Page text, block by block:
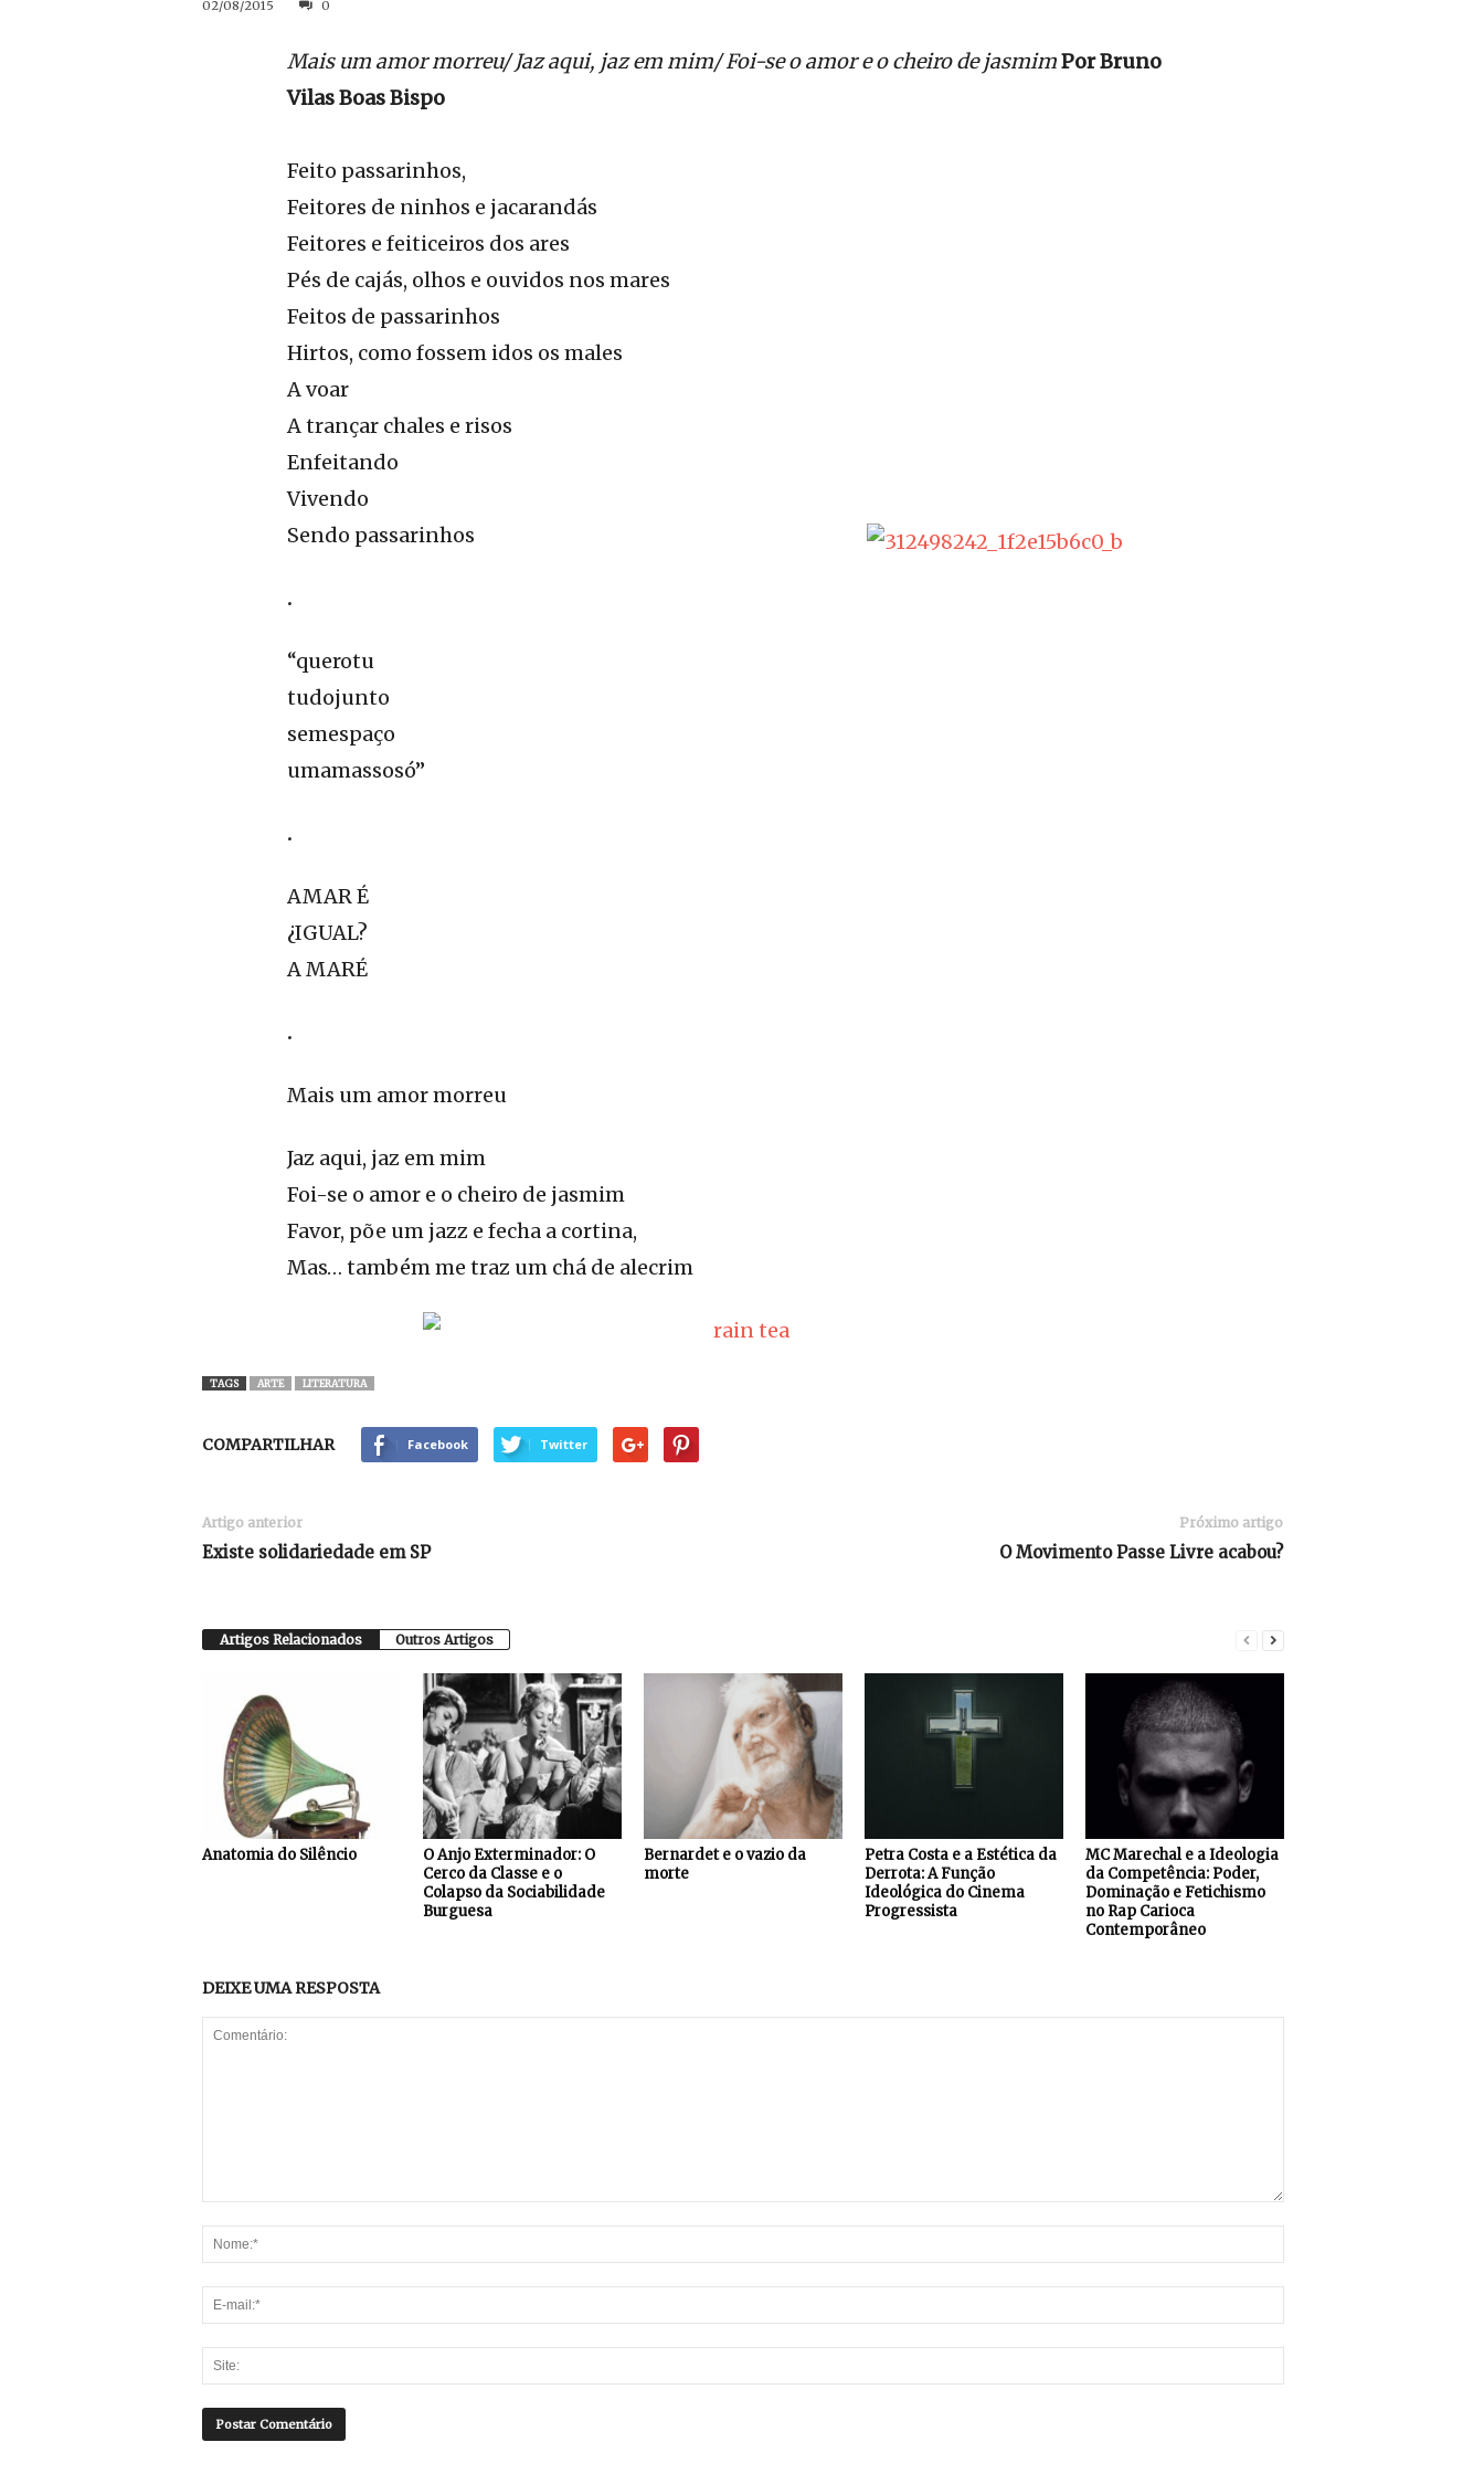
02/08/2015 0
Mais um amor morreu/ Jaz aqui, jaz em mim/ Foi-se o amor e o cheiro de jasmimPor Bruno
Vilas Boas Bispo
Feito passarinhos,
Feitores de ninhos e jacarandás
Feitores e feiticeiros dos ares
Pés de cajás, olhos e ouvidos nos mares
Feitos de passarinhos
Hirtos, como fossem idos os males
A voar
A trançar chales e risos
Enfeitando
Vivendo
Sendo passarinhos
.
“querotu
tudojunto
semespaço
umamassosó”
.
AMAR É
¿IGUAL?
A MARÉ
.
Mais um amor morreu
Jaz aqui, jaz em mim
Foi-se o amor e o cheiro de jasmim
Favor, põe um jazz e fecha a cortina,
Mas… também me traz um chá de alecrim
TAGS ARTE LITERATURA
COMPARTILHAR Facebook Twitter
Artigo anterior
Existe solidariedade em SP
Próximo artigo
O Movimento Passe Livre acabou?
Artigos Relacionados Outros Artigos
Anatomia do Silêncio
O Anjo Exterminador: O
Cerco da Classe e o
Colapso da Sociabilidade
Burguesa
Bernardet e o vazio da
morte
Petra Costa e a Estética da
Derrota: A Função
Ideológica do Cinema
Progressista
MC Marechal e a Ideologia
da Competência: Poder,
Dominação e Fetichismo
no Rap Carioca
Contemporâneo
DEIXE UMA RESPOSTA